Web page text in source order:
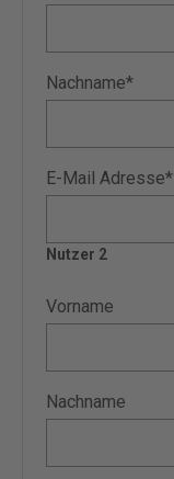
Nachname*
E-Mail Adresse*
Nutzer 2
Vorname
Nachname